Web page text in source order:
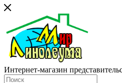
Интернет-магазин